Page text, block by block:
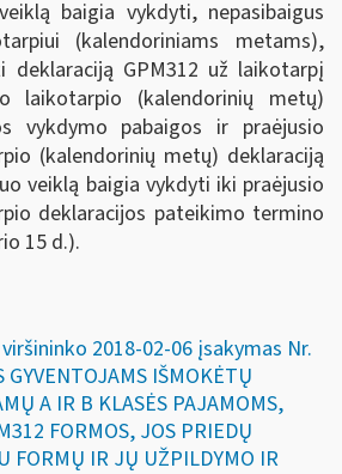
baigia vykdyti, nepasibaigus
(kalendoriniams metams),
GPM312 už laikotarpį
laikotarpio (kalendorinių metų)
vykdymo pabaigos ir praėjusio
(kalendorinių metų) deklaraciją
veiklą baigia vykdyti iki praėjusio
deklaracijos pateikimo termino
15 d.).
2018-02-06 įsakymas Nr.
IŠMOKĖTŲ
A IR B KLASĖS PAJAMOMS,
FORMOS, JOS PRIEDŲ
FORMŲ IR JŲ UŽPILDYMO IR